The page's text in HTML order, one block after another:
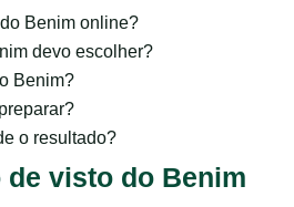
Benim online?
devo escolher?
Benim?
o resultado?
visto do Benim